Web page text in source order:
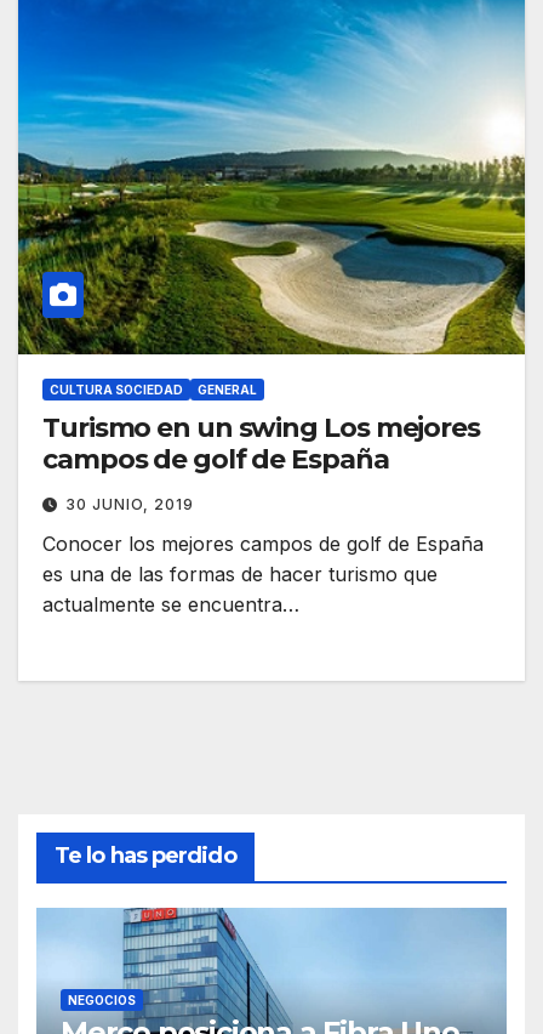
CULTURA SOCIEDAD GENERAL
Turismo en un swing Los mejores
campos de golf de España
30 JUNIO, 2019
Conocer los mejores campos de golf de España
es una de las formas de hacer turismo que
actualmente se encuentra…
Te lo has perdido
NEGOCIOS